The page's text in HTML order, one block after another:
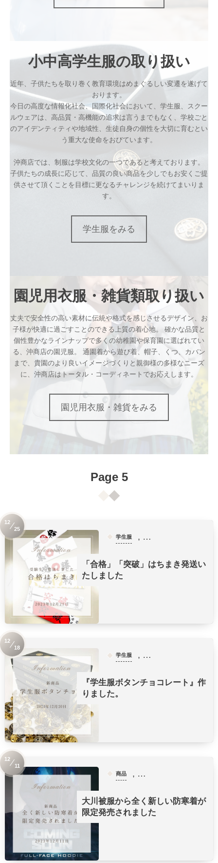
小中高学生服の取り扱い
近年、子供たちを取り巻く教育環境はめまぐるしい変遷を遂げて
おります。
今日の高度な情報化社会、国際化社会において、学生服、スクー
ルウェアは、高品質・高機能の追求は言うまでもなく、学校ごと
のアイデンティティや地域性、生徒自身の個性を大切に育むとい
う重大な使命をおびています。
沖商店では、制服は学校文化の一つであると考えております。
子供たちの成長に応じて、品質の良い商品を少しでもお安くご提
供させて頂くことを目標に更なるチャレンジを続けてまいりま
す。
学生服をみる
園児用衣服・雑貨類取り扱い
丈夫で安全性の高い素材に伝統や格式を感じさせるデザイン、お
子様が快適に過ごすことのできる上質の着心地。 確かな品質と
個性豊かなラインナップで多くの幼稚園や保育園に選ばれてい
る、沖商店の園児服。 通園着から遊び着、帽子、くつ、カバン
まで、貴園のより良いイメージづくりと親御様の多様なニーズ
に、沖商店はトータル・コーディネートでお応えします。
園児用衣服・雑貨をみる
Page 5
学生服 , …
「合格」「突破」はちまき発送い
たしました
12
25
学生服 , …
『学生服ボタンチョコレート』作
りました。
12
18
商品 , …
大川被服から全く新しい防寒着が
限定発売されました
12
11